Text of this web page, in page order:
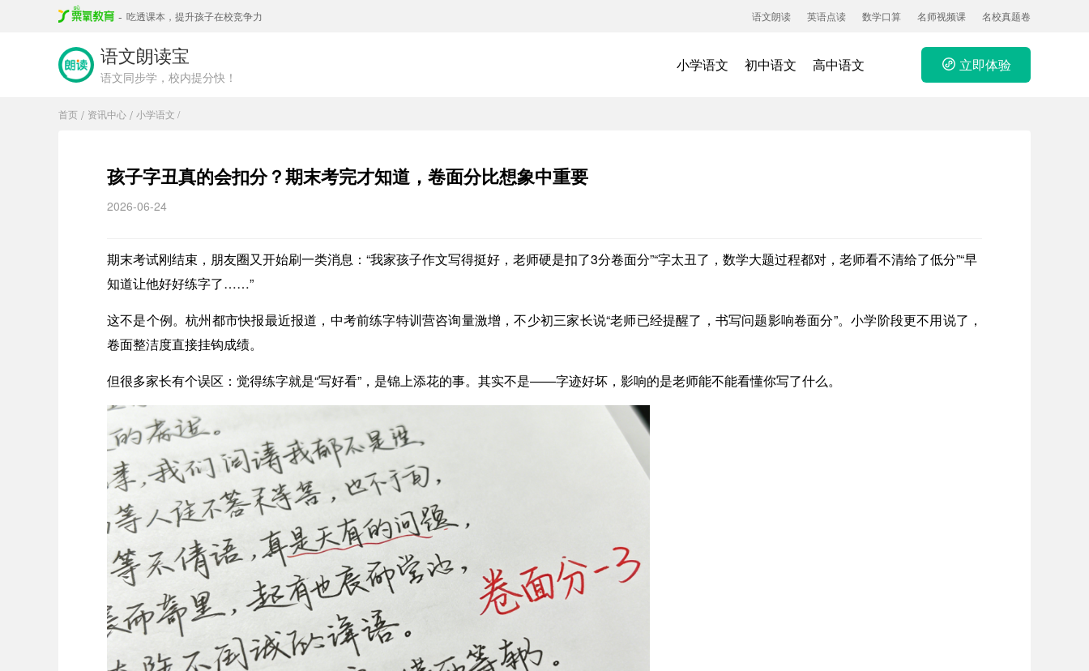
- 吃透课本，提升孩子在校竞争力 语文朗读 英语点读 数学口算 名师视频课 名校真题卷
语文朗读宝
语文同步学，校内提分快！
小学语文 初中语文 高中语文 立即体验
首页 / 资讯中心 / 小学语文 /
孩子字丑真的会扣分？期末考完才知道，卷面分比想象中重要
2026-06-24
期末考试刚结束，朋友圈又开始刷一类消息：“我家孩子作文写得挺好，老师硬是扣了3分卷面分”“字太丑了，数学大题过程都对，老师看不清给了低分”“早
知道让他好好练字了……”
这不是个例。杭州都市快报最近报道，中考前练字特训营咨询量激增，不少初三家长说“老师已经提醒了，书写问题影响卷面分”。小学阶段更不用说了，
卷面整洁度直接挂钩成绩。
但很多家长有个误区：觉得练字就是“写好看”，是锦上添花的事。其实不是——字迹好坏，影响的是老师能不能看懂你写了什么。